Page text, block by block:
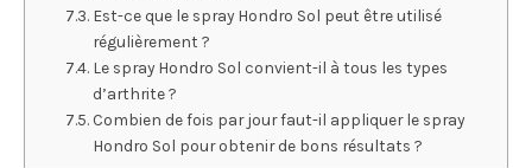
Est-ce que le spray Hondro Sol peut être utilisé
régulièrement ?
Le spray Hondro Sol convient-il à tous les types
d’arthrite ?
Combien de fois par jour faut-il appliquer le spray
Hondro Sol pour obtenir de bons résultats ?